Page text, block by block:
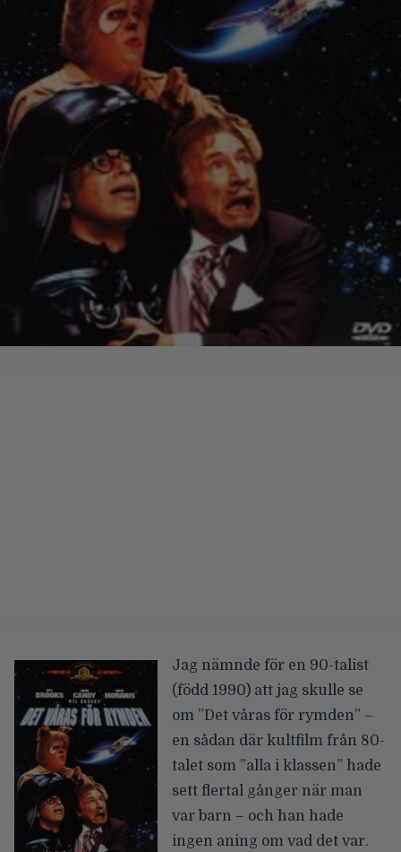
Jag nämnde för en 90-talist
(född 1990) att jag skulle se
om ”Det våras för rymden” –
en sådan där kultfilm från 80-
talet som ”alla i klassen” hade
sett flertal gånger när man
var barn – och han hade
ingen aning om vad det var.